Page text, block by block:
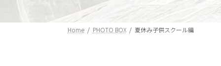
Home PHOTO BOX 夏休み子供スクール編